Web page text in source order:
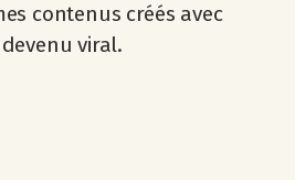
contenus créés avec
viral.